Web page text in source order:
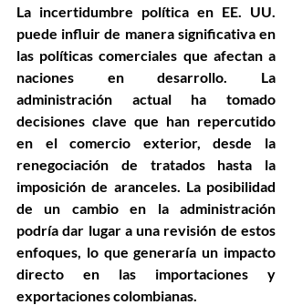
La incertidumbre política en EE. UU.
puede influir de manera significativa en
las políticas comerciales que afectan a
naciones en desarrollo. La
administración actual ha tomado
decisiones clave que han repercutido
en el comercio exterior, desde la
renegociación de tratados hasta la
imposición de aranceles. La posibilidad
de un cambio en la administración
podría dar lugar a una revisión de estos
enfoques, lo que generaría un impacto
directo en las importaciones y
exportaciones colombianas.